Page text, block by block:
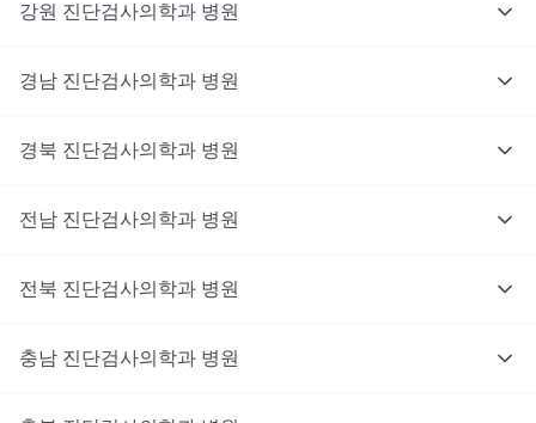
강원 진단검사의학과 병원
경남 진단검사의학과 병원
경북 진단검사의학과 병원
전남 진단검사의학과 병원
전북 진단검사의학과 병원
충남 진단검사의학과 병원
대기없이 진료를 받고 싶으신가요?